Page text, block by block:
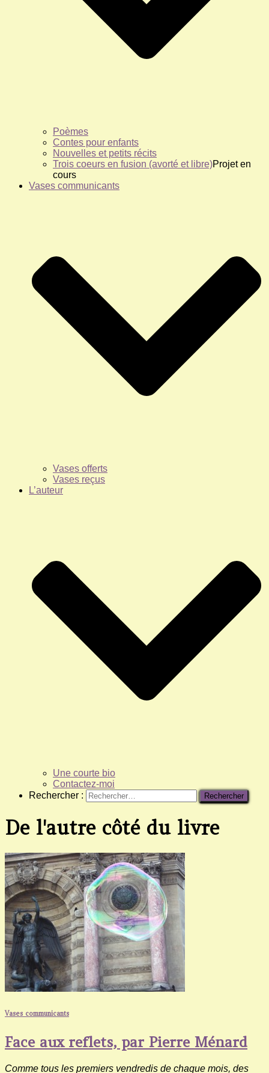
Poèmes
Contes pour enfants
Nouvelles et petits récits
Trois coeurs en fusion (avorté et libre)Projet en
cours
Vases communicants
Vases offerts
Vases reçus
L’auteur
Une courte bio
Contactez-moi
Rechercher :
De l'autre côté du livre
Vases communicants
Face aux reflets, par Pierre Ménard
Comme tous les premiers vendredis de chaque mois, des